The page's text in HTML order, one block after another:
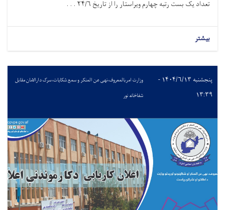
تعداد یک بست رتبه چهارم ویراستار را از تاریخ ۲۴/۶ . . .
بیشتر
پنجشنبه ۱۴۰۴/۶/۱۳ -
۱۳:۳۹
وزارت امربالمعروف،نهی عن المنکر و سمع شکایات،سرک دارالامان مقابل
شفاخانه نور